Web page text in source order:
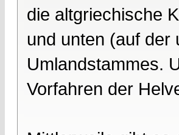
die altgriechische
und unten (auf der
Umlandstammes.
Vorfahren der